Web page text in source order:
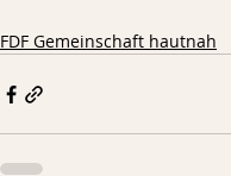
FDF Gemeinschaft hautnah